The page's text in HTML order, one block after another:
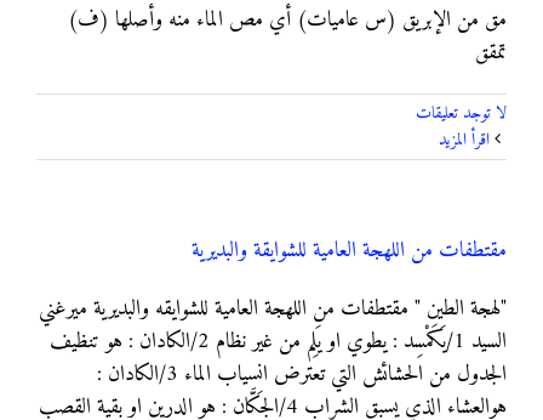
مق من الإبريق (س عاميات) أي مص الماء منه وأصلها (ف)
تمقق
لا توجد تعليقات
مقتطفات من اللهجة العامية للشوايقة والبديرية
"لهجة الطين " مقتطفات من اللهجة العامية للشوايقه والبديرية ميرغني
السيد 1/يَكَمْسِد : يطوي او يَلِم من غير نظام 2/الكادان : هو تنظيف
الجدول من الحشائش التي تعترض انسياب الماء 3/الكادان :
هوالعشاء الذي يسبق الشراب 4/الجَكَّان : هو الدرين او بقية القصب